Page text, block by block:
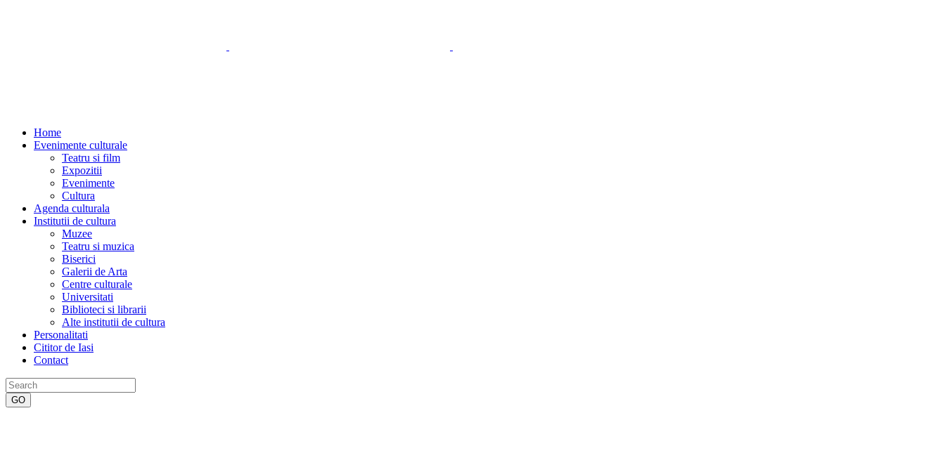
Home
Evenimente culturale
Teatru si film
Expozitii
Evenimente
Cultura
Agenda culturala
Institutii de cultura
Muzee
Teatru si muzica
Biserici
Galerii de Arta
Centre culturale
Universitati
Biblioteci si librarii
Alte institutii de cultura
Personalitati
Cititor de Iasi
Contact